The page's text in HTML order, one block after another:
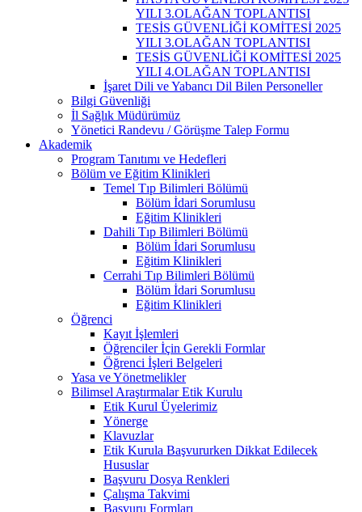
YILI 3.OLAĞAN TOPLANTISI
TESİS GÜVENLİĞİ KOMİTESİ 2025
YILI 3.OLAĞAN TOPLANTISI
TESİS GÜVENLİĞİ KOMİTESİ 2025
YILI 4.OLAĞAN TOPLANTISI
İşaret Dili ve Yabancı Dil Bilen Personeller
Bilgi Güvenliği
İl Sağlık Müdürümüz
Yönetici Randevu / Görüşme Talep Formu
Akademik
Program Tanıtımı ve Hedefleri
Bölüm ve Eğitim Klinikleri
Temel Tıp Bilimleri Bölümü
Bölüm İdari Sorumlusu
Eğitim Klinikleri
Dahili Tıp Bilimleri Bölümü
Bölüm İdari Sorumlusu
Eğitim Klinikleri
Cerrahi Tıp Bilimleri Bölümü
Bölüm İdari Sorumlusu
Eğitim Klinikleri
Öğrenci
Kayıt İşlemleri
Öğrenciler İçin Gerekli Formlar
Öğrenci İşleri Belgeleri
Yasa ve Yönetmelikler
Bilimsel Araştırmalar Etik Kurulu
Etik Kurul Üyelerimiz
Yönerge
Klavuzlar
Etik Kurula Başvururken Dikkat Edilecek
Hususlar
Başvuru Dosya Renkleri
Çalışma Takvimi
Başvuru Formları